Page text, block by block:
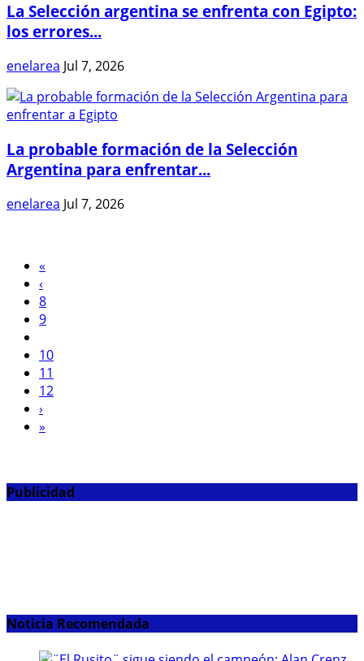
La Selección argentina se enfrenta con Egipto:
los errores...
enelarea Jul 7, 2026
La probable formación de la Selección
Argentina para enfrentar...
enelarea Jul 7, 2026
«
‹
8
9
10
11
12
›
»
Publicidad
Noticia Recomendada